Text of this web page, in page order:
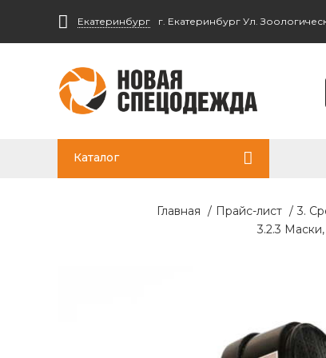
Екатеринбург г. Екатеринбург Ул.
Каталог
Главная / Прайс-лист / 3.
3.2.3